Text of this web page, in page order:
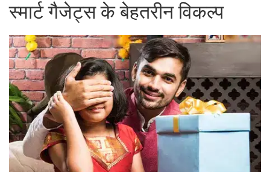
स्मार्ट गैजेट्स के बेहतरीन विकल्प